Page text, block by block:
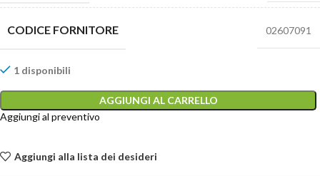
CODICE FORNITORE 02607091
1 disponibili
AGGIUNGI AL CARRELLO
Aggiungi al preventivo
Aggiungi alla lista dei desideri